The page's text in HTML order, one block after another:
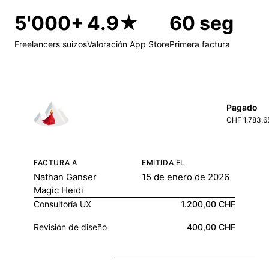
5'000+
Freelancers suizos
4.9★
Valoración App Store
60 seg
Primera factura
FACTURA A
Nathan Ganser
Magic Heidi
EMITIDA EL
15 de enero de 2026
Consultoría UX 1.200,00 CHF
Revisión de diseño 400,00 CHF
Pagado
CHF